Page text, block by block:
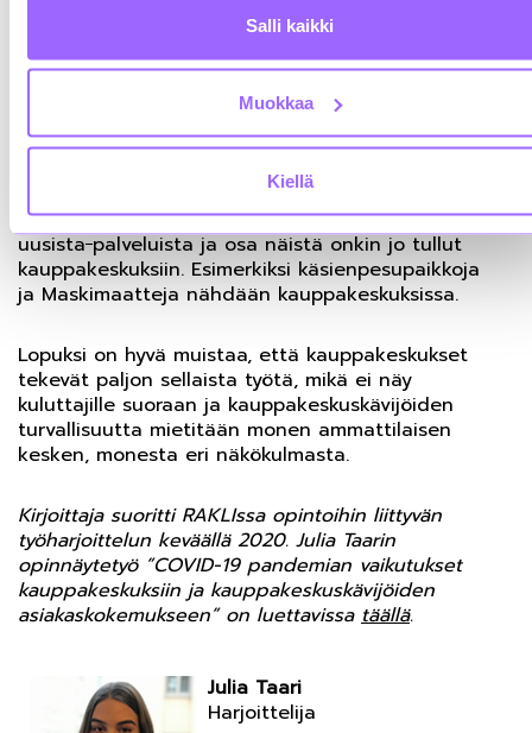
Salli kaikki
Muokkaa
Kiellä
Kauppakeskuksien vuokralaisilla
on vaikutusta kauppakeskuskävijöiden
asiakaskokemuksen muodostumiseen. Kyselystä
nousi esiin, että vuokralaisten työntekijöiden
toivotaan pitävän kasvomaskeja ja ohjeistavan
esimerkiksi kassajonojen turvavälien
pitämisessä. Lisäksi kyselyssä nousi esiin toiveita
uusista palveluista ja osa näistä onkin jo tullut
kauppakeskuksiin. Esimerkiksi käsienpesupaikkoja
ja Maskimaatteja nähdään kauppakeskuksissa.
Lopuksi on hyvä muistaa, että kauppakeskukset
tekevät paljon sellaista työtä, mikä ei näy
kuluttajille suoraan ja kauppakeskuskävijöiden
turvallisuutta mietitään monen ammattilaisen
kesken, monesta eri näkökulmasta.
Kirjoittaja suoritti RAKLIssa opintoihin liittyvän
työharjoittelun keväällä 2020. Julia Taarin
opinnäytetyö ”COVID-19 pandemian vaikutukset
kauppakeskuksiin ja kauppakeskuskävijöiden
asiakaskokemukseen” on luettavissa täällä.
Julia Taari
Harjoittelija